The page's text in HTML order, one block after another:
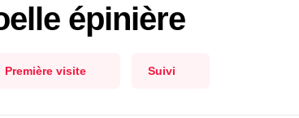
épinière
Première visite Suivi